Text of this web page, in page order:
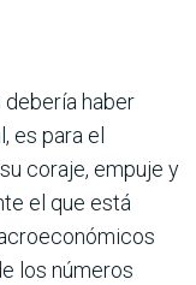
debería haber
es para el
coraje, empuje y
el que está
los números